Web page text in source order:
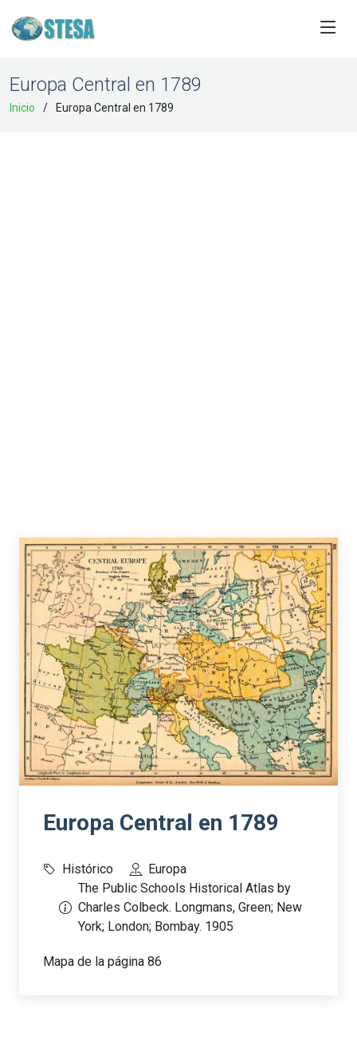
Europa Central en 1789
Inicio Europa Central en 1789
Europa Central en 1789
Histórico
Europa
The Public Schools Historical Atlas by
Charles Colbeck. Longmans, Green; New
York; London; Bombay. 1905
Mapa de la página 86